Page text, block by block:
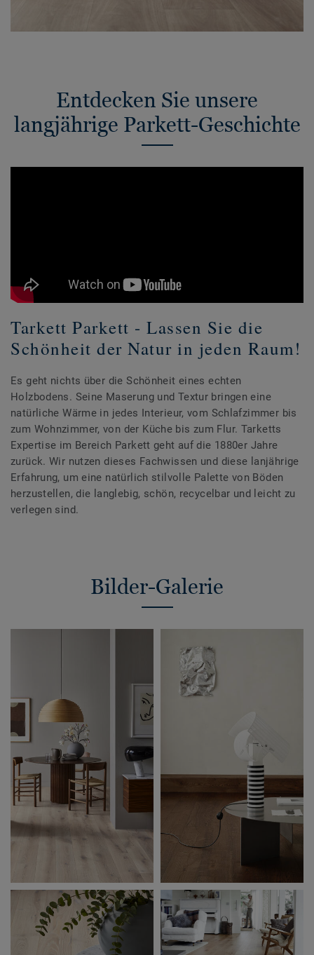
Entdecken Sie unsere
langjährige Parkett-Geschichte
Tarkett Parkett - Lassen Sie die
Schönheit der Natur in jeden Raum!
Es geht nichts über die Schönheit eines echten
Holzbodens. Seine Maserung und Textur bringen eine
natürliche Wärme in jedes Interieur, vom Schlafzimmer bis
zum Wohnzimmer, von der Küche bis zum Flur. Tarketts
Expertise im Bereich Parkett geht auf die 1880er Jahre
zurück. Wir nutzen dieses Fachwissen und diese lanjährige
Erfahrung, um eine natürlich stilvolle Palette von Böden
herzustellen, die langlebig, schön, recycelbar und leicht zu
verlegen sind.
Bilder-Galerie